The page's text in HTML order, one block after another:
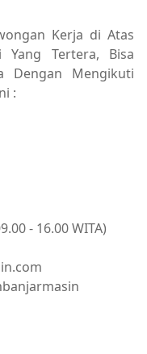
Kerja di Atas
Yang Tertera, Bisa
Dengan Mengikuti
:
- 16.00 WITA)